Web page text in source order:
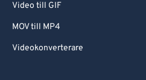
Video till GIF
MOV till MP4
Videokonverterare